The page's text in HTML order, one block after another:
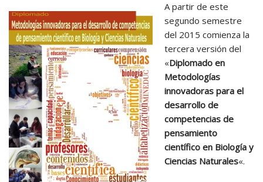
A partir de este
segundo semestre
del 2015 comienza la
tercera versión del
«Diplomado en
Metodologías
innovadoras para el
desarrollo de
competencias de
pensamiento
científico en Biología y
Ciencias Naturales«.